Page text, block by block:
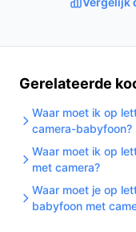
Gerelateerde
Waar moet ik op
camera-babyfoon?
Waar moet ik op
met camera?
Waar moet je op
babyfoon met